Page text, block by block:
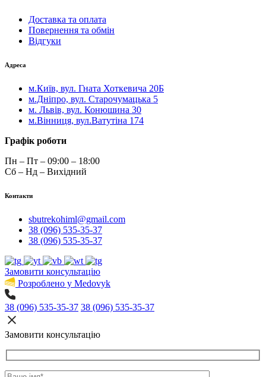
Доставка та оплата
Повернення та обмін
Відгуки
Адреса
м.Київ, вул. Гната Хоткевича 20Б
м.Дніпро, вул. Старочумацька 5
м. Львів, вул. Конюшина 30
м.Вінниця, вул.Ватутіна 174
Графік роботи
Пн – Пт – 09:00 – 18:00
Сб – Нд – Вихідний
Контакти
sbutrekohiml@gmail.com
38 (096) 535-35-37
38 (096) 535-35-37
Замовити консультацію
Розроблено у Medovyk
38 (096) 535-35-37 38 (096) 535-35-37
Замовити консультацію